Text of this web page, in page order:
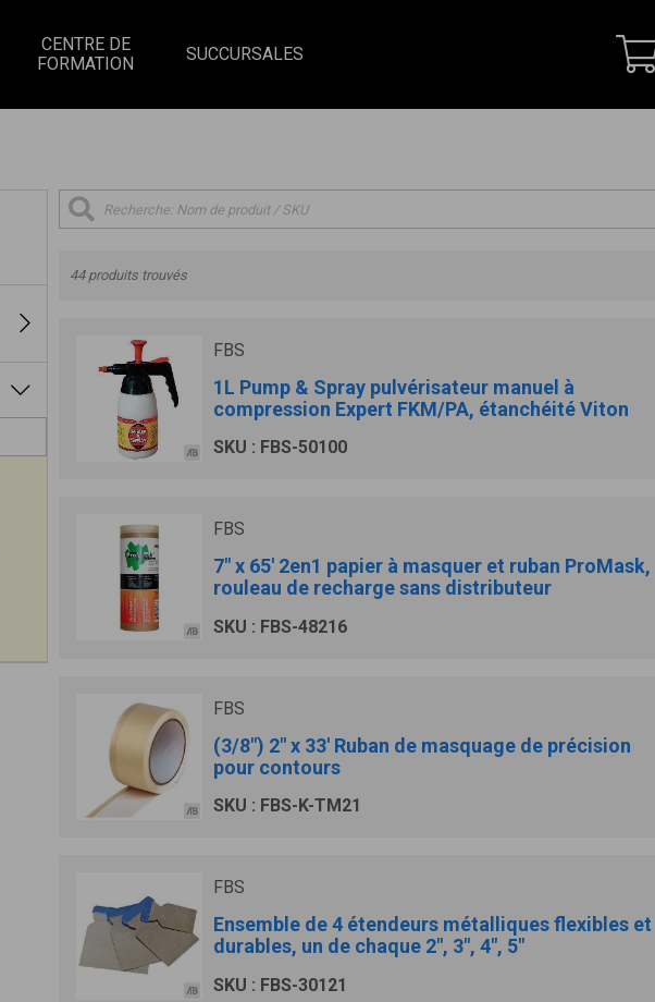
CENTRE DE
FORMATION
SUCCURSALES
44 produits trouvés
FBS
1L Pump & Spray pulvérisateur manuel à
compression Expert FKM/PA, étanchéité Viton
SKU : FBS-50100
FBS
7" x 65' 2en1 papier à masquer et ruban ProMask,
rouleau de recharge sans distributeur
SKU : FBS-48216
FBS
(3/8") 2" x 33' Ruban de masquage de précision
pour contours
SKU : FBS-K-TM21
FBS
Ensemble de 4 étendeurs métalliques flexibles et
durables, un de chaque 2", 3", 4", 5"
SKU : FBS-30121